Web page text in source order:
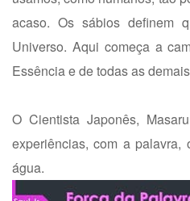
acaso. Os sábios definem
Universo. Aqui começa a
Essência e de todas as
O Cientista Japonês,
experiências, com a
água.